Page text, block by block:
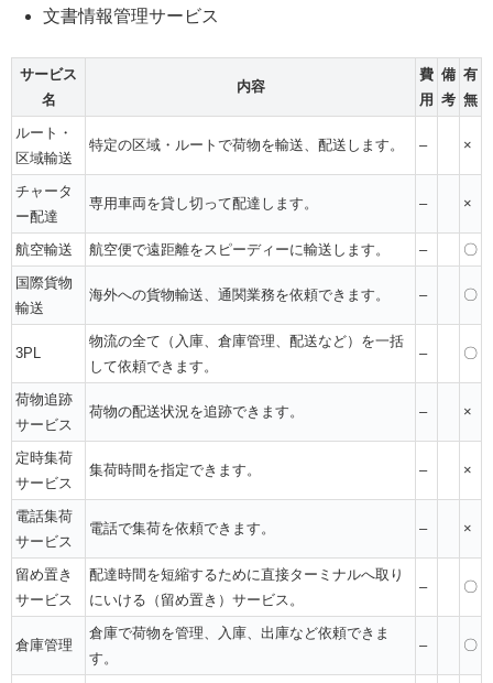
文書情報管理サービス
サービス
名
内容
費
用
備
考
有
無
ルート・
区域輸送
特定の区域・ルートで荷物を輸送、配送します。 – ×
チャータ
ー配達
専用車両を貸し切って配達します。 – ×
航空輸送 航空便で遠距離をスピーディーに輸送します。 –
〇
国際貨物
輸送
海外への貨物輸送、通関業務を依頼できます。 – 〇
3PL
物流の全て（入庫、倉庫管理、配送など）を一括
して依頼できます。
– 〇
荷物追跡
サービス
荷物の配送状況を追跡できます。 – ×
定時集荷
サービス
集荷時間を指定できます。 – ×
電話集荷
サービス
電話で集荷を依頼できます。 – ×
留め置き
サービス
配達時間を短縮するために直接ターミナルへ取り
にいける（留め置き）サービス。
– 〇
倉庫管理
倉庫で荷物を管理、入庫、出庫など依頼できま
す。
– 〇